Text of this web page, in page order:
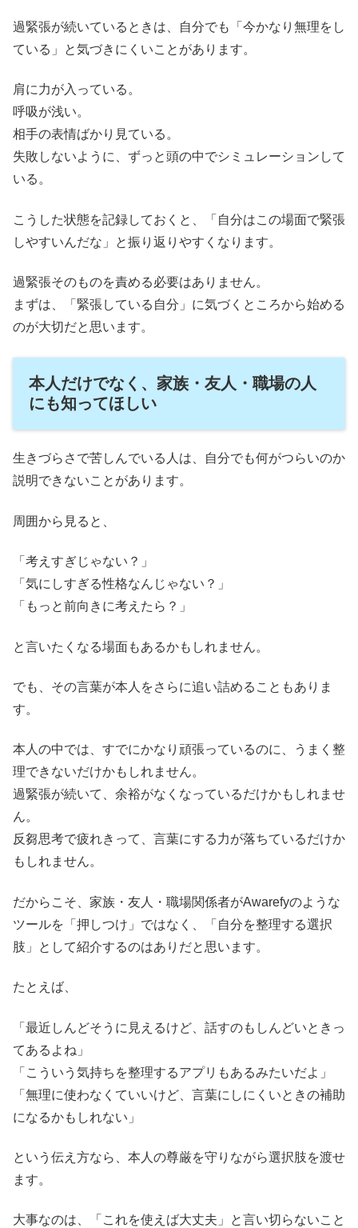
過緊張が続いているときは、自分でも「今かなり無理をし
ている」と気づきにくいことがあります。
肩に力が入っている。
呼吸が浅い。
相手の表情ばかり見ている。
失敗しないように、ずっと頭の中でシミュレーションして
いる。
こうした状態を記録しておくと、「自分はこの場面で緊張
しやすいんだな」と振り返りやすくなります。
過緊張そのものを責める必要はありません。
まずは、「緊張している自分」に気づくところから始める
のが大切だと思います。
本人だけでなく、家族・友人・職場の人
にも知ってほしい
生きづらさで苦しんでいる人は、自分でも何がつらいのか
説明できないことがあります。
周囲から見ると、
「考えすぎじゃない？」
「気にしすぎる性格なんじゃない？」
「もっと前向きに考えたら？」
と言いたくなる場面もあるかもしれません。
でも、その言葉が本人をさらに追い詰めることもありま
す。
本人の中では、すでにかなり頑張っているのに、うまく整
理できないだけかもしれません。
過緊張が続いて、余裕がなくなっているだけかもしれませ
ん。
反芻思考で疲れきって、言葉にする力が落ちているだけか
もしれません。
だからこそ、家族・友人・職場関係者がAwarefyのような
ツールを「押しつけ」ではなく、「自分を整理する選択
肢」として紹介するのはありだと思います。
たとえば、
「最近しんどそうに見えるけど、話すのもしんどいときっ
てあるよね」
「こういう気持ちを整理するアプリもあるみたいだよ」
「無理に使わなくていいけど、言葉にしにくいときの補助
になるかもしれない」
という伝え方なら、本人の尊厳を守りながら選択肢を渡せ
ます。
大事なのは、「これを使えば大丈夫」と言い切らないこと